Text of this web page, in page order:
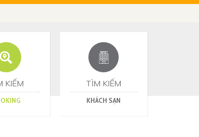
Lai
KIẾM TÌM KIẾM
KHÁCH SẠN